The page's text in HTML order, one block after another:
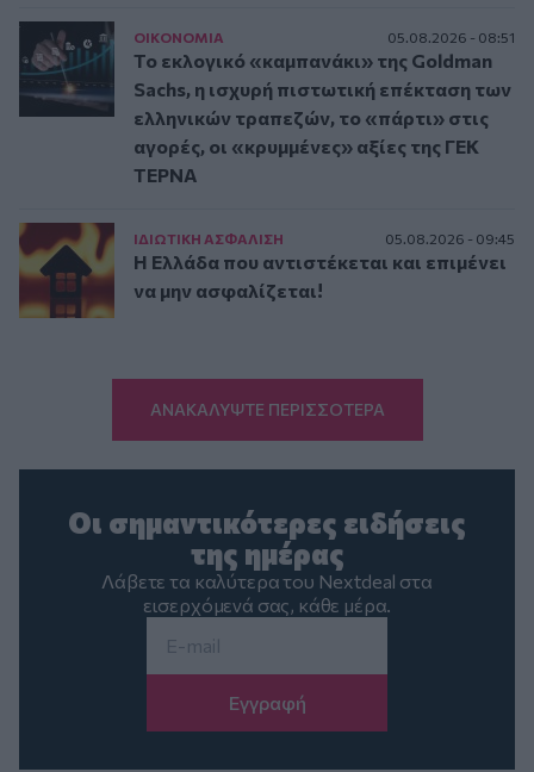
ΟΙΚΟΝΟΜΙΑ 05.08.2026 - 08:51
Το εκλογικό «καμπανάκι» της Goldman
Sachs, η ισχυρή πιστωτική επέκταση των
ελληνικών τραπεζών, το «πάρτι» στις
αγορές, οι «κρυμμένες» αξίες της ΓΕΚ
ΤΕΡΝΑ
ΙΔΙΩΤΙΚΗ ΑΣΦAΛΙΣΗ 05.08.2026 - 09:45
Η Ελλάδα που αντιστέκεται και επιμένει
να μην ασφαλίζεται!
ΑΝΑΚΑΛΥΨΤΕ ΠΕΡΙΣΣΟΤΕΡΑ
Οι σημαντικότερες ειδήσεις
της ημέρας
Λάβετε τα καλύτερα του Nextdeal στα
εισερχόμενά σας, κάθε μέρα.